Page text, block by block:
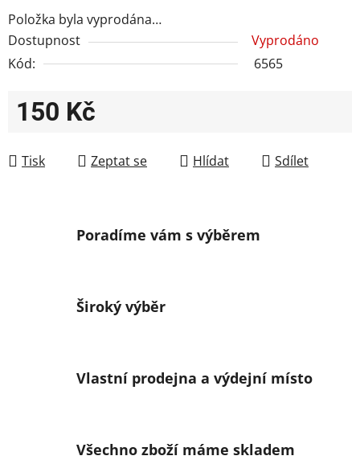
Položka byla vyprodána…
Dostupnost
Vyprodáno
Kód:
6565
150 Kč
Tisk
Zeptat se Hlídat Sdílet
Poradíme vám s výběrem
Široký výběr
Vlastní prodejna a výdejní místo
Všechno zboží máme skladem